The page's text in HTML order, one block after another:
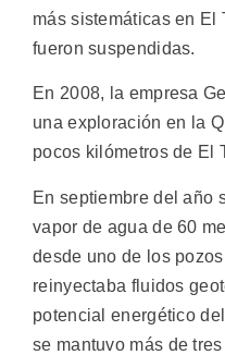
más sistemáticas en El
fueron suspendidas.
En 2008, la empresa
una exploración en la
pocos kilómetros de El
En septiembre del año
vapor de agua de 60
desde uno de los
reinyectaba fluidos
potencial energético
se mantuvo más de